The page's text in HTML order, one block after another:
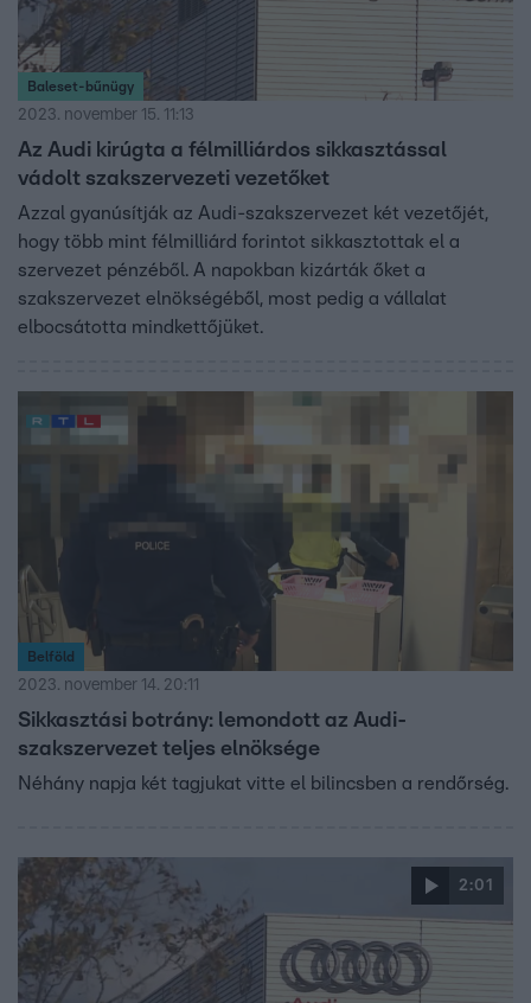
Baleset-bűnügy
2023. november 15. 11:13
Az Audi kirúgta a félmilliárdos sikkasztással
vádolt szakszervezeti vezetőket
Azzal gyanúsítják az Audi-szakszervezet két vezetőjét,
hogy több mint félmilliárd forintot sikkasztottak el a
szervezet pénzéből. A napokban kizárták őket a
szakszervezet elnökségéből, most pedig a vállalat
elbocsátotta mindkettőjüket.
Belföld
2023. november 14. 20:11
Sikkasztási botrány: lemondott az Audi-
szakszervezet teljes elnöksége
Néhány napja két tagjukat vitte el bilincsben a rendőrség.
2:01